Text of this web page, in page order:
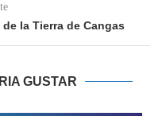
la Tierra de Cangas
GUSTAR